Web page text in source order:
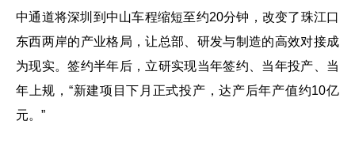
中通道将深圳到中山车程缩短至约20分钟，改变了珠江口
东西两岸的产业格局，让总部、研发与制造的高效对接成
为现实。签约半年后，立研实现当年签约、当年投产、当
年上规，“新建项目下月正式投产，达产后年产值约10亿
元。”